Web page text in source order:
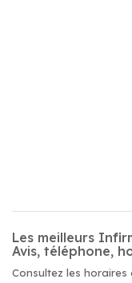
Les meilleurs
Avis, téléphone,
Consultez les